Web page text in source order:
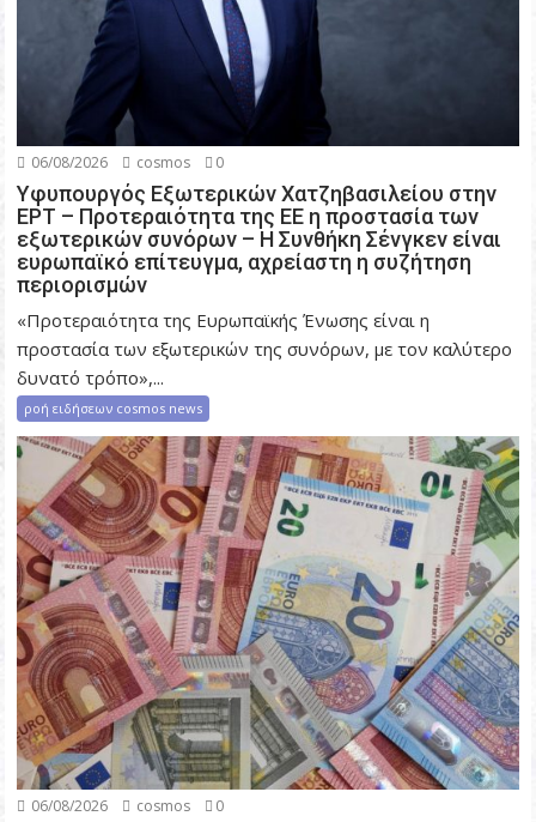
06/08/2026 cosmos 0
Υφυπουργός Εξωτερικών Χατζηβασιλείου στην
ΕΡΤ – Προτεραιότητα της ΕΕ η προστασία των
εξωτερικών συνόρων – Η Συνθήκη Σένγκεν είναι
ευρωπαϊκό επίτευγμα, αχρείαστη η συζήτηση
περιορισμών
«Προτεραιότητα της Ευρωπαϊκής Ένωσης είναι η
προστασία των εξωτερικών της συνόρων, με τον καλύτερο
δυνατό τρόπο»,...
ροή ειδήσεων cosmos news
06/08/2026 cosmos 0